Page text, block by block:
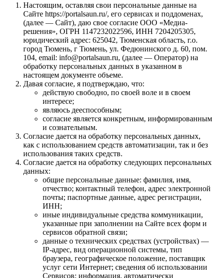
Настоящим, оставляя свои персональные данные на
Сайте https://portalsaun.ru/, его сервисах и поддоменах,
(далее — Сайт), даю свое согласие ООО «Медиа-
решения», ОГРН 1147232022596, ИНН 7204205305,
юридический адрес: 625042, Тюменская область, г.о.
город Тюмень, г Тюмень, ул. Федюнинского д. 60, пом.
104, email: info@portalsaun.ru, (далее — Оператор) на
обработку персональных данных в указанном в
настоящем документе объеме.
Давая согласие, я подтверждаю, что:
действую свободно, по своей воле и в своем
интересе;
являюсь дееспособным;
согласие является конкретным, информированным
и сознательным.
Согласие дается на обработку персональных данных,
как с использованием средств автоматизации, так и без
использования таких средств.
Согласие дается на обработку следующих персональных
данных:
общие персональные данные: фамилия, имя,
отчество; контактный телефон, адрес электронной
почты; паспортные данные, адрес регистрации,
ИНН;
иные индивидуальные средства коммуникации,
указанные при заполнении на Сайте всех форм и
сервисов обратной связи;
данные о технических средствах (устройствах) —
IP-адрес, вид операционной системы, тип
браузера, географическое положение, поставщик
услуг сети Интернет; сведения об использовании
Сервисов; информация, автоматически